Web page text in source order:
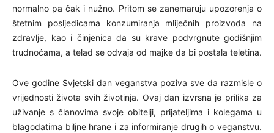
normalno pa čak i nužno. Pritom se zanemaruju upozorenja o
štetnim posljedicama konzumiranja mliječnih proizvoda na
zdravlje, kao i činjenica da su krave podvrgnute godišnjim
trudnoćama, a telad se odvaja od majke da bi postala teletina.
Ove godine Svjetski dan veganstva poziva sve da razmisle o
vrijednosti života svih životinja. Ovaj dan izvrsna je prilika za
uživanje s članovima svoje obitelji, prijateljima i kolegama u
blagodatima biljne hrane i za informiranje drugih o veganstvu.